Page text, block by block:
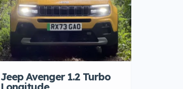
Jeep Avenger 1.2 Turbo